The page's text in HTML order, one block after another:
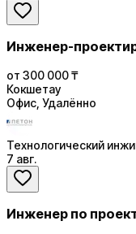
Инженер-
от 300 000 ₸
Кокшетау
Офис, Удалённо
Технологический
7 авг.
Инженер по